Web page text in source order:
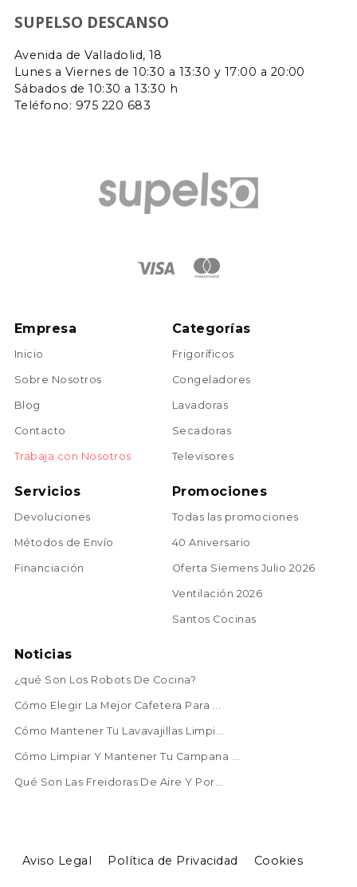
SUPELSO DESCANSO
Avenida de Valladolid, 18
Lunes a Viernes de 10:30 a 13:30 y 17:00 a 20:00
Sábados de 10:30 a 13:30 h
Teléfono: 975 220 683
Empresa
Inicio
Sobre Nosotros
Blog
Contacto
Trabaja con Nosotros
Categorías
Frigoríficos
Congeladores
Lavadoras
Secadoras
Televisores
Servicios
Devoluciones
Métodos de Envío
Financiación
Promociones
Todas las promociones
40 Aniversario
Oferta Siemens Julio 2026
Ventilación 2026
Santos Cocinas
Noticias
¿qué Son Los Robots De Cocina?
Cómo Elegir La Mejor Cafetera Para ...
Cómo Mantener Tu Lavavajillas Limpi...
Cómo Limpiar Y Mantener Tu Campana ...
Qué Son Las Freidoras De Aire Y Por...
Aviso Legal Política de Privacidad Cookies